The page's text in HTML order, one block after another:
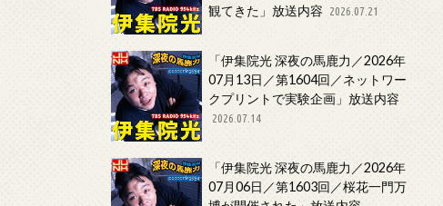
観てきた」放送内容
2026.07.21
「伊集院光 深夜の馬鹿力／2026年
07月13日／第1604回／ネットワー
クプリントで実験企画」放送内容
2026.07.14
「伊集院光 深夜の馬鹿力／2026年
07月06日／第1603回／桜花一門万